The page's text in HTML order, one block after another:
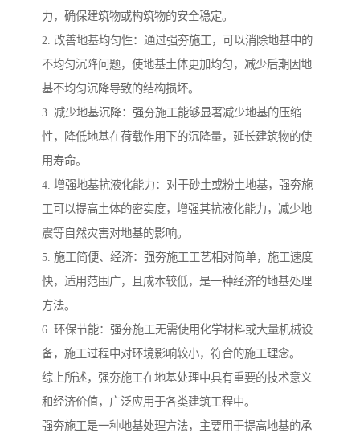
力，确保建筑物或构筑物的安全稳定。
2. 改善地基均匀性：通过强夯施工，可以消除地基中的
不均匀沉降问题，使地基土体更加均匀，减少后期因地
基不均匀沉降导致的结构损坏。
3. 减少地基沉降：强夯施工能够显著减少地基的压缩
性，降低地基在荷载作用下的沉降量，延长建筑物的使
用寿命。
4. 增强地基抗液化能力：对于砂土或粉土地基，强夯施
工可以提高土体的密实度，增强其抗液化能力，减少地
震等自然灾害对地基的影响。
5. 施工简便、经济：强夯施工工艺相对简单，施工速度
快，适用范围广，且成本较低，是一种经济的地基处理
方法。
6. 环保节能：强夯施工无需使用化学材料或大量机械设
备，施工过程中对环境影响较小，符合的施工理念。
综上所述，强夯施工在地基处理中具有重要的技术意义
和经济价值，广泛应用于各类建筑工程中。
强夯施工是一种地基处理方法，主要用于提高地基的承